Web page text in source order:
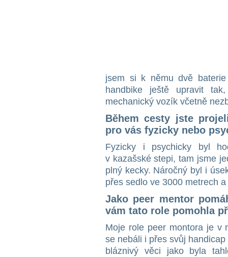
jsem si k němu dvě
handbike ještě upravit
mechanický vozík včetně
Během cesty jste
pro vás fyzicky nebo
Fyzicky i psychicky byl
v kazašské stepi, tam jsme
plný kecky. Náročný byl i
přes sedlo ve 3000 metrech
Jako peer mentor
vám tato role pomohla
Moje role peer montora je v
se nebáli i přes svůj
bláznivý věci jako byla